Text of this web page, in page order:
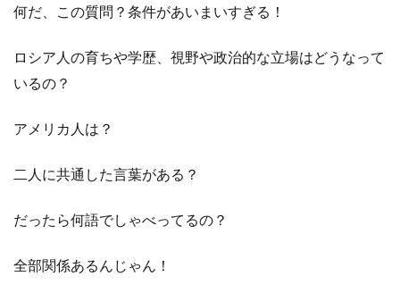
何だ、この質問？条件があいまいすぎる！
ロシア人の育ちや学歴、視野や政治的な立場はどうなって
いるの？
アメリカ人は？
二人に共通した言葉がある？
だったら何語でしゃべってるの？
全部関係あるんじゃん！